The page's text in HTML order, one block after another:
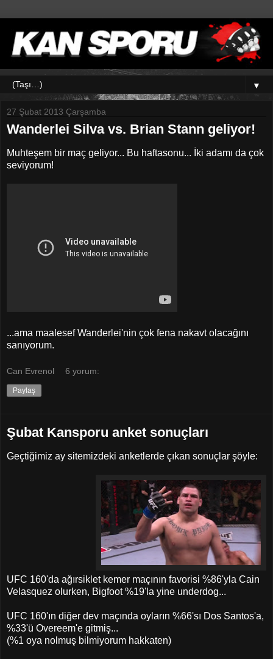
▼
27 Şubat 2013 Çarşamba
Wanderlei Silva vs. Brian Stann geliyor!
Muhteşem bir maç geliyor... Bu haftasonu... İki adamı da çok
seviyorum!
...ama maalesef Wanderlei'nin çok fena nakavt olacağını
sanıyorum.
Can Evrenol 6 yorum:
Paylaş
Şubat Kansporu anket sonuçları
Geçtiğimiz ay sitemizdeki anketlerde çıkan sonuçlar şöyle:
UFC 160'da ağırsiklet kemer maçının favorisi %86'yla Cain
Velasquez olurken, Bigfoot %19'la yine underdog...
UFC 160'ın diğer dev maçında oyların %66'sı Dos Santos'a,
%33'ü Overeem'e gitmiş...
(%1 oya nolmuş bilmiyorum hakkaten)